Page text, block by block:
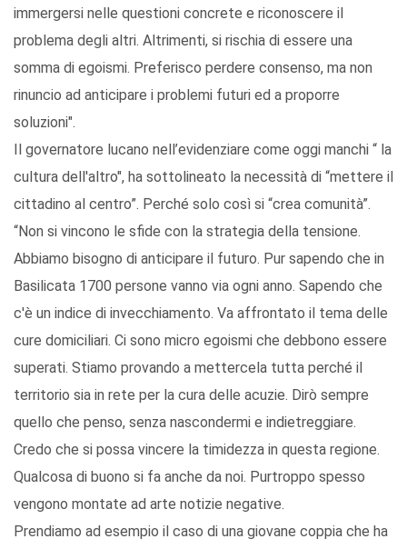
immergersi nelle questioni concrete e riconoscere il
problema degli altri. Altrimenti, si rischia di essere una
somma di egoismi. Preferisco perdere consenso, ma non
rinuncio ad anticipare i problemi futuri ed a proporre
soluzioni".
Il governatore lucano nell’evidenziare come oggi manchi “ la
cultura dell'altro", ha sottolineato la necessità di “mettere il
cittadino al centro”. Perché solo così si “crea comunità”.
“Non si vincono le sfide con la strategia della tensione.
Abbiamo bisogno di anticipare il futuro. Pur sapendo che in
Basilicata 1700 persone vanno via ogni anno. Sapendo che
c'è un indice di invecchiamento. Va affrontato il tema delle
cure domiciliari. Ci sono micro egoismi che debbono essere
superati. Stiamo provando a mettercela tutta perché il
territorio sia in rete per la cura delle acuzie. Dirò sempre
quello che penso, senza nascondermi e indietreggiare.
Credo che si possa vincere la timidezza in questa regione.
Qualcosa di buono si fa anche da noi. Purtroppo spesso
vengono montate ad arte notizie negative.
Prendiamo ad esempio il caso di una giovane coppia che ha